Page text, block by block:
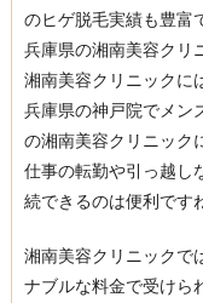
のヒゲ脱毛実績も豊富
兵庫県の湘南美容クリ
湘南美容クリニックに
兵庫県の神戸院でメン
の湘南美容クリニック
仕事の転勤や引っ越し
続できるのは便利です
湘南美容クリニックで
ナブルな料金で受けら